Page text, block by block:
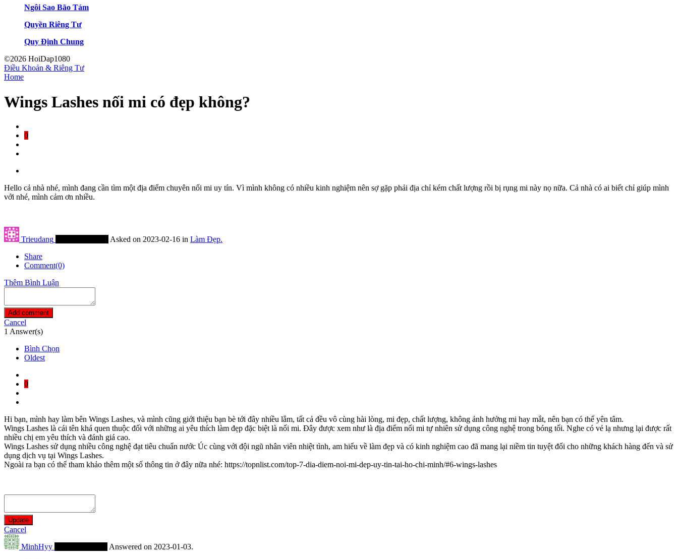
Ngôi Sao Bão Tám
Quyền Riêng Tư
Quy Định Chung
©2026 HoiDap1080
Điều Khoản & Riêng Tư
Home
Wings Lashes nối mi có đẹp không?
0
Hello cả nhà nhé, mình đang cần tìm một địa điểm chuyên nối mi uy tín. Vì mình không có nhiều kinh nghiệm nên sợ gặp phải địa chỉ kém chất lượng rồi bị rụng mi này nọ nữa. Cả nhà có ai biết chỉ giúp mình
với nhé, mình cảm ơn nhiều.
Trieudang Asked on 2023-02-16 in Làm Đẹp.
Share
Comment(0)
Thêm Bình Luận
Add comment
Cancel
1 Answer(s)
Bình Chọn
Oldest
0
Hi bạn, mình hay làm bên Wings Lashes, và mình cũng giới thiệu bạn bè tới đây nhiều lắm, tất cả đều vô cùng hài lòng, mi đẹp, chất lượng, không ảnh hưởng mi hay mắt, nên bạn có thể yên tâm.
Wings Lashes là cái tên khá quen thuộc đối với những ai yêu thích làm đẹp đặc biệt là nối mi. Đây được xem như là địa điểm nối mi tự nhiên sử dụng công nghệ trong bóng tối. Nghe có vẻ lạ nhưng lại được rất
nhiều chị em yêu thích và đánh giá cao.
Wings Lashes sử dụng nhiều công nghệ đạt tiêu chuẩn nước Úc cùng với đội ngũ nhân viên nhiệt tình, am hiểu về làm đẹp và có kinh nghiệm cao đã mang lại niềm tin tuyệt đối cho những khách hàng đến và sử
dụng dịch vụ tại Wings Lashes.
Ngoài ra bạn có thể tham khảo thêm một số thông tin ở đây nữa nhé: https://topnlist.com/top-7-dia-diem-noi-mi-dep-uy-tin-tai-ho-chi-minh/#6-wings-lashes
Update
Cancel
MinhHyy
Answered on 2023-01-03.